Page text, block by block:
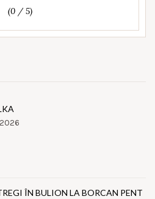
(0 / 5)
ÎN BULION LA BORCAN PENT